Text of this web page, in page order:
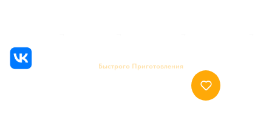
Быстрого Приготовления